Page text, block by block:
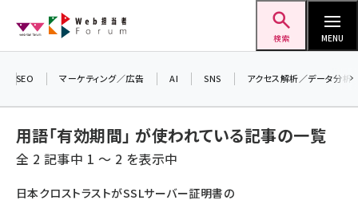
ン
検索 MENU
SEO マーケティング／広告 AI SNS アクセス解析／データ分析
用語「有効期間」 が使われている記事の一覧
全 2 記事中 1 ～ 2 を表示中
日本クロストラストがSSLサーバー証明書の